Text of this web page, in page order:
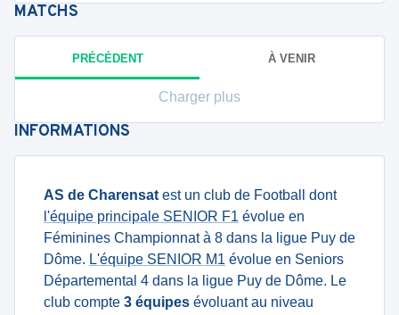
MATCHS
PRÉCÉDENT À VENIR
Charger plus
INFORMATIONS
AS de Charensat est un club de Football dont
l'équipe principale SENIOR F1 évolue en
Féminines Championnat à 8 dans la ligue Puy de
Dôme. L'équipe SENIOR M1 évolue en Seniors
Départemental 4 dans la ligue Puy de Dôme. Le
club compte 3 équipes évoluant au niveau